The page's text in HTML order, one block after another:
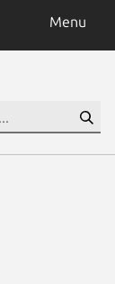
Menu